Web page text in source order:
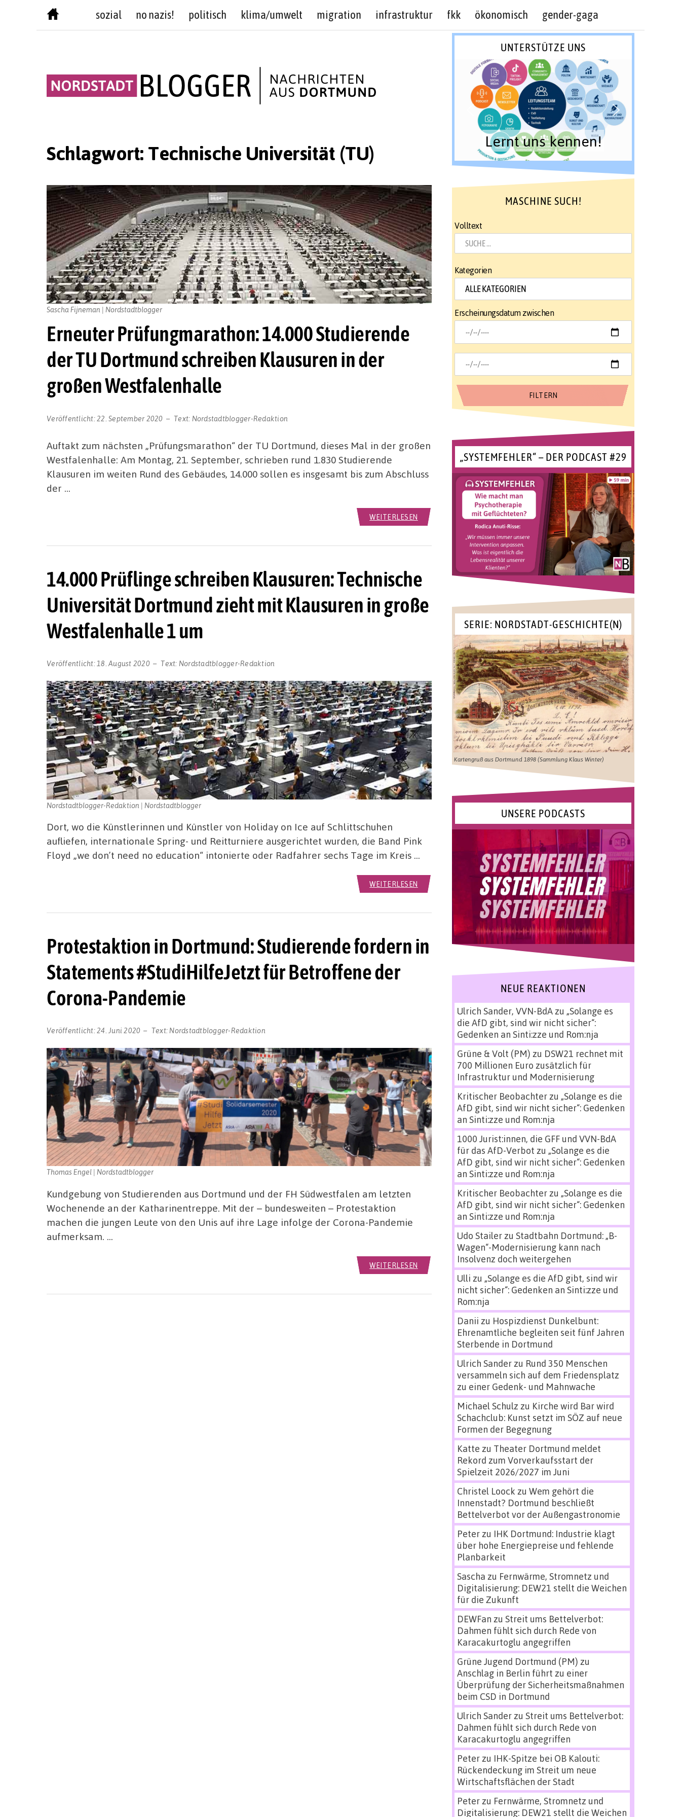
sozial no nazis! politisch klima/umwelt migration infrastruktur fkk ökonomisch gender-gaga
Schlagwort: Technische Universität (TU)
Erneuter Prüfungmarathon: 14.000 Studierende
der TU Dortmund schreiben Klausuren in der
großen Westfalenhalle
Veröffentlicht:22. September 2020 Text: Nordstadtblogger-Redaktion
Sascha Fijneman | Nordstadtblogger
Auftakt zum nächsten „Prüfungsmarathon“ der TU Dortmund, dieses Mal in der großen
Westfalenhalle: Am Montag, 21. September, schrieben rund 1.830 Studierende
Klausuren im weiten Rund des Gebäudes, 14.000 sollen es insgesamt bis zum Abschluss
der …
WEITERLESEN
14.000 Prüflinge schreiben Klausuren: Technische
Universität Dortmund zieht mit Klausuren in große
Westfalenhalle 1 um
Veröffentlicht: 18. August 2020 Text: Nordstadtblogger-Redaktion
Nordstadtblogger-Redaktion | Nordstadtblogger
Dort, wo die Künstlerinnen und Künstler von Holiday on Ice auf Schlittschuhen
aufliefen, internationale Spring- und Reitturniere ausgerichtet wurden, die Band Pink
Floyd „we don’t need no education“ intonierte oder Radfahrer sechs Tage im Kreis …
WEITERLESEN
Protestaktion in Dortmund: Studierende fordern in
Statements #StudiHilfeJetzt für Betroffene der
Corona-Pandemie
Veröffentlicht:24. Juni 2020 Text: Nordstadtblogger-Redaktion
Thomas Engel | Nordstadtblogger
Kundgebung von Studierenden aus Dortmund und der FH Südwestfalen am letzten
Wochenende an der Katharinentreppe. Mit der – bundesweiten – Protestaktion
machen die jungen Leute von den Unis auf ihre Lage infolge der Corona-Pandemie
aufmerksam. …
WEITERLESEN
UNTERSTÜTZE UNS
Lernt uns kennen!
MASCHINE SUCH!
Volltext
Kategorien
Erscheinungsdatum zwischen
„SYSTEMFEHLER“ – DER PODCAST #29
SERIE: NORDSTADT-GESCHICHTE(N)
Kartengruß aus Dortmund 1898 (Sammlung Klaus Winter)
UNSERE PODCASTS
NEUE REAKTIONEN
Ulrich Sander, VVN-BdAzu „Solange es
die AfD gibt, sind wir nicht sicher“:
Gedenken an Sinti:zze und Rom:nja
Grüne & Volt (PM) zu DSW21 rechnet mit
700 Millionen Euro zusätzlich für
Infrastruktur und Modernisierung
Kritischer Beobachterzu „Solange es die
AfD gibt, sind wir nicht sicher“: Gedenken
an Sinti:zze und Rom:nja
1000 Jurist:innen, die GFF und VVN-BdA
für das AfD-Verbot zu „Solange es die
AfD gibt, sind wir nicht sicher“: Gedenken
an Sinti:zze und Rom:nja
Kritischer Beobachterzu „Solange es die
AfD gibt, sind wir nicht sicher“: Gedenken
an Sinti:zze und Rom:nja
Udo Stailerzu Stadtbahn Dortmund: „B-
Wagen“-Modernisierung kann nach
Insolvenz doch weitergehen
Ulli zu „Solange es die AfD gibt, sind wir
nicht sicher“: Gedenken an Sinti:zze und
Rom:nja
Danii zu Hospizdienst Dunkelbunt:
Ehrenamtliche begleiten seit fünf Jahren
Sterbende in Dortmund
Ulrich Sanderzu Rund 350 Menschen
versammeln sich auf dem Friedensplatz
zu einer Gedenk- und Mahnwache
Michael Schulz zu Kirche wird Bar wird
Schachclub: Kunst setzt im SÖZ auf neue
Formen der Begegnung
Katte zu Theater Dortmund meldet
Rekord zum Vorverkaufsstart der
Spielzeit 2026/2027 im Juni
Christel Loock zu Wem gehört die
Innenstadt? Dortmund beschließt
Bettelverbot vor der Außengastronomie
Peterzu IHK Dortmund: Industrie klagt
über hohe Energiepreise und fehlende
Planbarkeit
Sascha zu Fernwärme, Stromnetz und
Digitalisierung: DEW21 stellt die Weichen
für die Zukunft
DEWFan zu Streit ums Bettelverbot:
Dahmen fühlt sich durch Rede von
Karacakurtoglu angegriffen
Grüne Jugend Dortmund (PM) zu
Anschlag in Berlin führt zu einer
Überprüfung der Sicherheitsmaßnahmen
beim CSD in Dortmund
Ulrich Sanderzu Streit ums Bettelverbot:
Dahmen fühlt sich durch Rede von
Karacakurtoglu angegriffen
Peterzu IHK-Spitze bei OB Kalouti:
Rückendeckung im Streit um neue
Wirtschaftsflächen der Stadt
Peterzu Fernwärme, Stromnetz und
Digitalisierung: DEW21 stellt die Weichen